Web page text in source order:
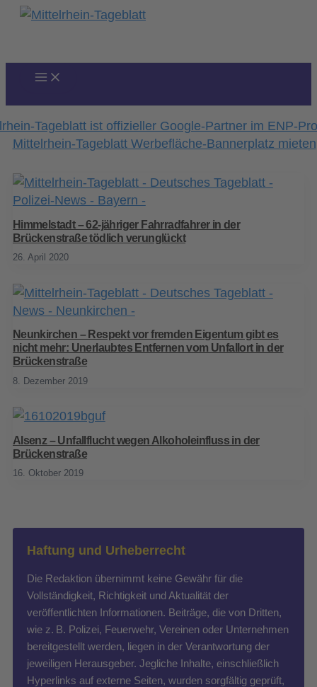
Zum
Himmelstadt – 62-jähriger Fahrradfahrer in der
Brückenstraße tödlich verunglückt
26. April 2020
Neunkirchen – Respekt vor fremden Eigentum gibt es
nicht mehr: Unerlaubtes Entfernen vom Unfallort in der
Brückenstraße
8. Dezember 2019
Alsenz – Unfallflucht wegen Alkoholeinfluss in der
Brückenstraße
16. Oktober 2019
Haftung und Urheberrecht
Die Redaktion übernimmt keine Gewähr für die
Vollständigkeit, Richtigkeit und Aktualität der
veröffentlichten Informationen. Beiträge, die von Dritten,
wie z. B. Polizei, Feuerwehr, Vereinen oder Unternehmen
bereitgestellt werden, liegen in der Verantwortung der
jeweiligen Herausgeber. Jegliche Inhalte, einschließlich
Hyperlinks auf externe Seiten, wurden sorgfältig geprüft,